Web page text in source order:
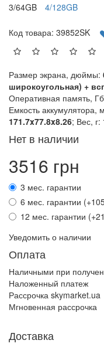
3/64GB 4/128GB
Код товара: 39852SK
Размер экрана, дюймы:
широкоугольная) +
Оперативная память,
Емкость аккумулятора,
171.7x77.8x8.26; Вес, г:
Нет в наличии
3516 грн
3 мес. гарантии
6 мес. гарантии
12 мес. гарантии
Уведомить о наличии
Оплата
Наличными при
Наложенный платеж
Рассрочка skymarket.ua
Мгновенная рассрочка
Доставка